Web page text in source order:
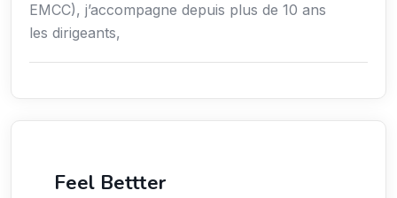
EMCC), j’accompagne depuis plus de 10 ans
les dirigeants,
Feel Bettter